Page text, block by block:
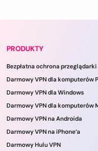
PRODUKTY
Bezpłatna ochrona przeglądarki
Darmowy VPN dla Windows
Darmowy VPN dla komputerów
Darmowy VPN na Androida
Darmowy VPN na iPhone’a
Darmowy Hulu VPN